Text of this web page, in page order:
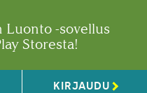
Luonto -sovellus
Storesta!
KIRJAUDU